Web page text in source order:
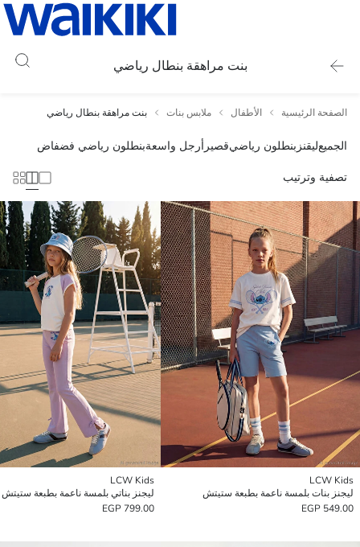
بنت مراهقة بنطال رياضي
الصفحة الرئيسية الأطفال ملابس بنات بنت مراهقة بنطال رياضي
الجميعليقنز بنطلون رياضيقصير أرجل واسعةبنطلون رياضي فضفاض
تصفية وترتيب
LCW Kids
ليجنز بنات بلمسة ناعمة بطبعة ستيتش
549.00 EGP
LCW Kids
ليجنز بناتي بلمسة ناعمة بطبعة ستيتش
799.00 EGP